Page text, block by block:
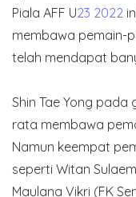
Piala AFF U23 2022
membawa pemain-
telah mendapat
Shin Tae Yong
rata membawa
Namun keempat
seperti Witan
Maulana Vikri (FK